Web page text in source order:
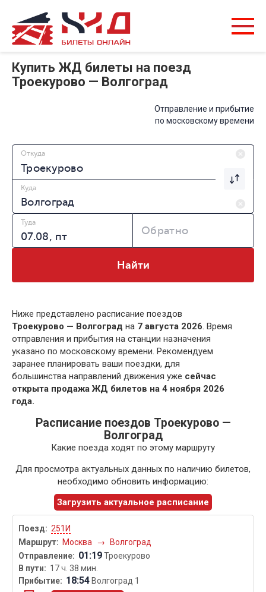
Купить ЖД билеты на поезд
Троекурово — Волгоград
Отправление и прибытие
по московскому времени
Откуда
Куда
Туда
Обратно
Найти
Ниже представлено расписание поездов
Троекурово — Волгоград на 7 августа 2026. Время
отправления и прибытия на станции назначения
указано по московскому времени. Рекомендуем
заранее планировать ваши поездки, для
большинства направлений движения уже сейчас
открыта продажа ЖД билетов на 4 ноября 2026
года.
Расписание поездов Троекурово —
Волгоград
Какие поезда ходят по этому маршруту
Для просмотра актуальных данных по наличию билетов,
необходимо обновить информацию:
Загрузить актуальное расписание
251И
Москва
→ Волгоград
01:19Троекурово
17 ч. 38 мин.
18:54 Волгоград 1